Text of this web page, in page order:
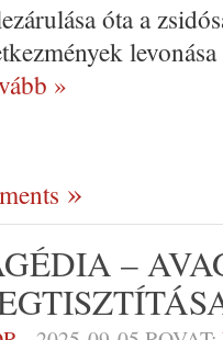
óta a
»
–